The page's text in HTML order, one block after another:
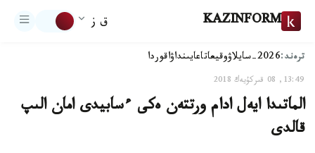
KAZINFORM ق ز
ترەند:2026-سايلاۋ وقيعاتاعايىنداۋاقوردا
13:49, 08 قىركۇيەك 2018
الماتىدا ايەل ادام ورتتەن ەكى ءسابيدى امان الىپ
قالدى